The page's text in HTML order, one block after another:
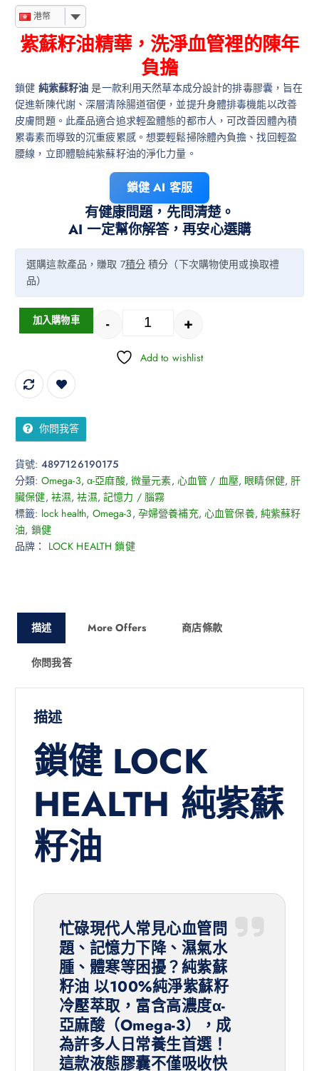
港幣
紫蘇籽油精華，洗淨血管裡的陳年
負擔
鎖健 純紫蘇籽油 是一款利用天然草本成分設計的排毒膠囊，旨在
促進新陳代謝、深層清除腸道宿便，並提升身體排毒機能以改善
皮膚問題。此產品適合追求輕盈體態的都市人，可改善因體內積
累毒素而導致的沉重疲累感。想要輕鬆掃除體內負擔、找回輕盈
腰線，立即體驗純紫蘇籽油的淨化力量。
鎖健 AI 客服
有健康問題，先問清楚。
AI 一定幫你解答，再安心選購
選購這款產品，賺取 7積分積分（下次購物使用或換取禮
品）
- +
加入購物車
Add to wishlist
你問我答
貨號: 4897126190175
分類: Omega-3, α-亞麻酸, 微量元素, 心血管 / 血壓, 眼睛保健, 肝
臟保健, 袪濕,袪濕,記憶力 / 腦霧
標籤: lock health, Omega-3, 孕婦營養補充, 心血管保養,純紫蘇籽
油, 鎖健
品牌： LOCK HEALTH 鎖健
描述 More Offers 商店條款
你問我答
描述
鎖健 LOCK
HEALTH 純紫蘇
籽油
忙碌現代人常見心血管問
題、記憶力下降、濕氣水
腫、體寒等困擾？純紫蘇
籽油以100%純淨紫蘇籽
冷壓萃取，富含高濃度α-
亞麻酸（Omega-3），成
為許多人日常養生首選！
這款液態膠囊不僅吸收快